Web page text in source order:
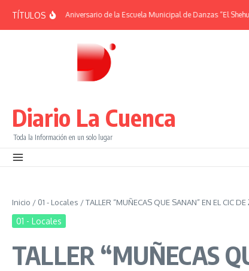
TÍTULOS| 38° Aniversario de la Escuela Municipal de Danzas “El Shehuen”
Diario La Cuenca
Toda la Información en un solo lugar
Inicio / 01 - Locales /TALLER “MUÑECAS QUE SANAN” EN EL CIC
01 - Locales
TALLER “MUÑECAS